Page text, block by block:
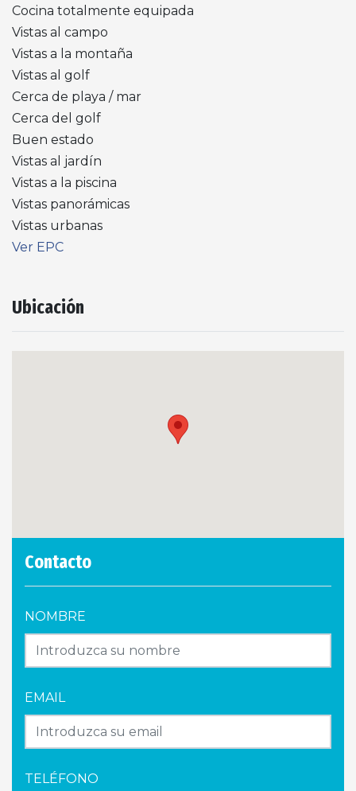
Cocina totalmente equipada
Vistas al campo
Vistas a la montaña
Vistas al golf
Cerca de playa / mar
Cerca del golf
Buen estado
Vistas al jardín
Vistas a la piscina
Vistas panorámicas
Vistas urbanas
Ver EPC
Ubicación
Contacto
NOMBRE
EMAIL
TELÉFONO